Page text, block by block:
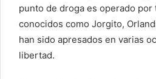
punto de droga es operado
conocidos como Jorgito,
han sido apresados en varias
libertad.